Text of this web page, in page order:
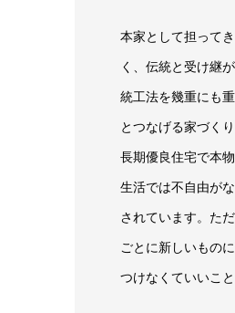
本家として担って
く、伝統と受け継
統工法を幾重にも
とつなげる家づく
長期優良住宅で本
生活では不自由が
されています。た
ごとに新しいもの
つけなくていいこ